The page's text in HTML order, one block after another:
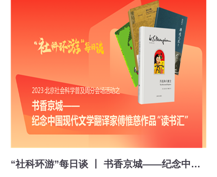
“社科环游”每日谈 丨 书香京城——纪念中国现代文学翻译家傅惟慈作品“读书汇”